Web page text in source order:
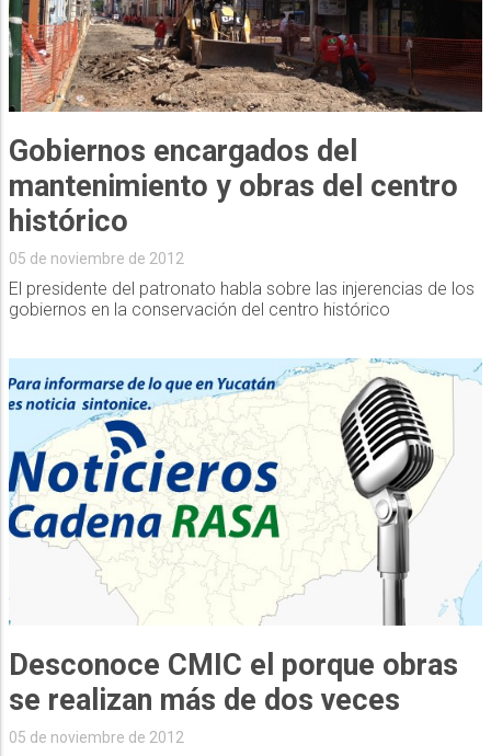
Gobiernos encargados del
mantenimiento y obras del centro
histórico
05 de noviembre de 2012
El presidente del patronato habla sobre las injerencias de los
gobiernos en la conservación del centro histórico
Desconoce CMIC el porque obras
se realizan más de dos veces
05 de noviembre de 2012